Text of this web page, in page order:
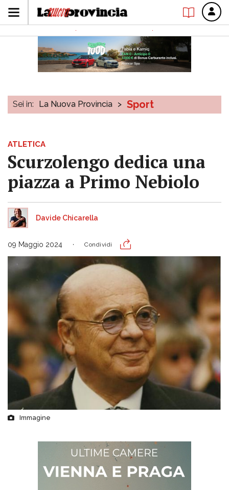
Sei in: La Nuova Provincia > Sport
ATLETICA
Scurzolengo dedica una
piazza a Primo Nebiolo
Davide Chicarella
09 Maggio 2024 Condividi
Immagine